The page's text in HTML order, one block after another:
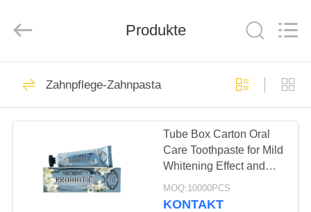
HAUS
PRODUKTE
VIDEOS
CENTER.
Zahnpflege-
142
Produkte
Zahnpflege-Zahnpasta
Tube Box Carton Oral
Care Toothpaste for Mild
Whitening Effect and
PASTE in Whitening
Package
MOQ:10000PCS
KONTAKT